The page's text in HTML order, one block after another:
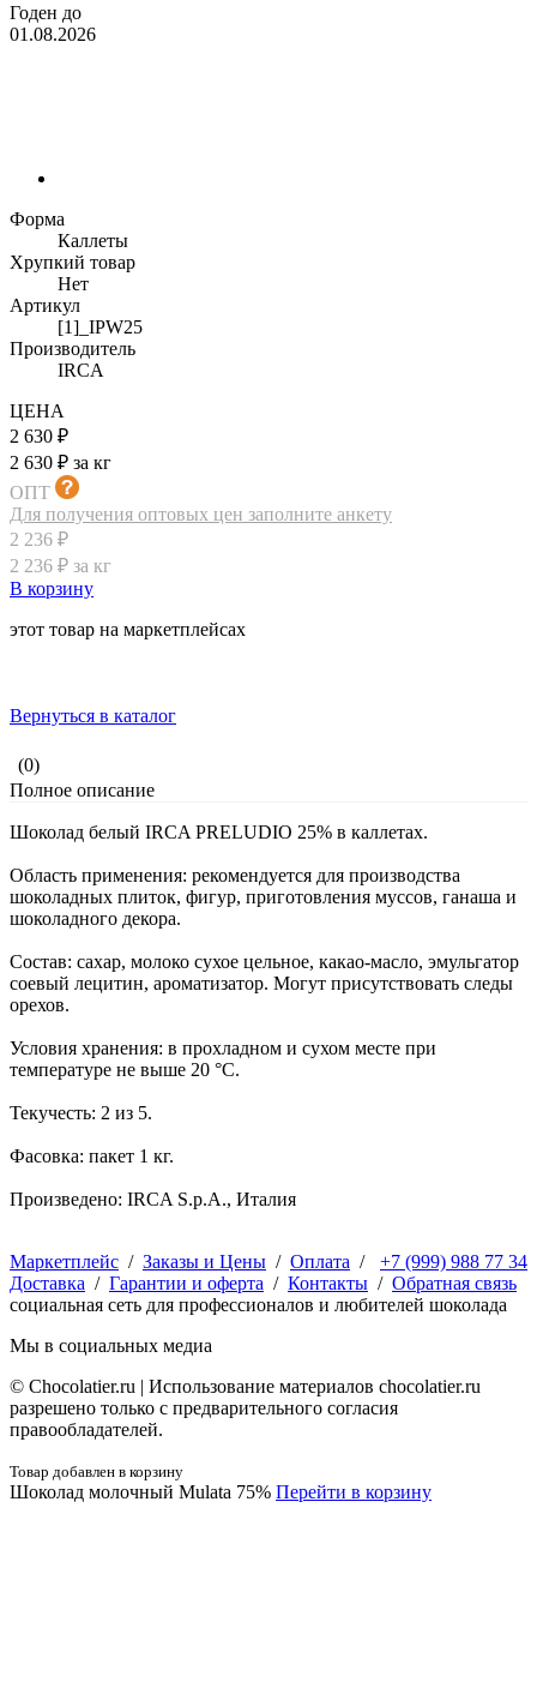
Годен до
01.08.2026
Форма
Каллеты
Хрупкий товар
Нет
Артикул
[1]_IPW25
Производитель
IRCA
ЦЕНА
2 630 ₽
2 630 ₽ за кг
ОПТ
Для получения оптовых цен заполните анкету
2 236 ₽
2 236 ₽ за кг
В корзину
этот товар на маркетплейсах
Вернуться в каталог
(0)
Полное описание
Шоколад белый IRCA PRELUDIO 25% в каллетах.
Область применения: рекомендуется для производства
шоколадных плиток, фигур, приготовления муссов, ганаша и
шоколадного декора.
Состав: сахар, молоко сухое цельное, какао-масло, эмульгатор
соевый лецитин, ароматизатор. Могут присутствовать следы
орехов.
Условия хранения: в прохладном и сухом месте при
температуре не выше 20 °C.
Текучесть: 2 из 5.
Фасовка: пакет 1 кг.
Произведено: IRCA S.p.A., Италия
+7 (999) 988 77 34
Маркетплейс / Заказы и Цены / Оплата /
Доставка / Гарантии и оферта / Контакты / Обратная связь
социальная сеть для профессионалов и любителей шоколада
Мы в социальных медиа
© Сhocolatier.ru | Использование материалов chocolatier.ru
разрешено только с предварительного согласия
правообладателей.
Товар добавлен в корзину
Шоколад молочный Mulata 75% Перейти в корзину